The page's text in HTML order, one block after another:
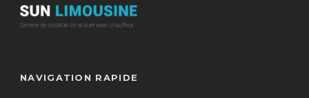
NAVIGATION RAPIDE